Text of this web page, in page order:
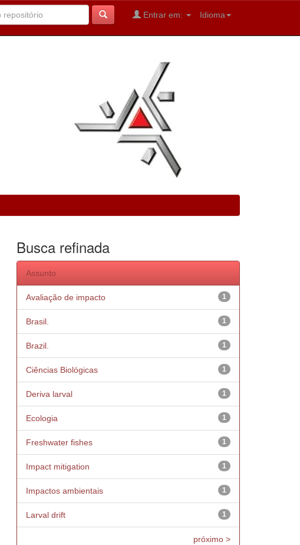
Idioma
Entrar em:
Busca refinada
Assunto
1
Avaliação de impacto
1
Brasil.
1
Brazil.
1
Ciências Biológicas
1
Deriva larval
1
Ecologia
1
Freshwater fishes
1
Impact mitigation
1
Impactos ambientais
1
Larval drift
próximo >